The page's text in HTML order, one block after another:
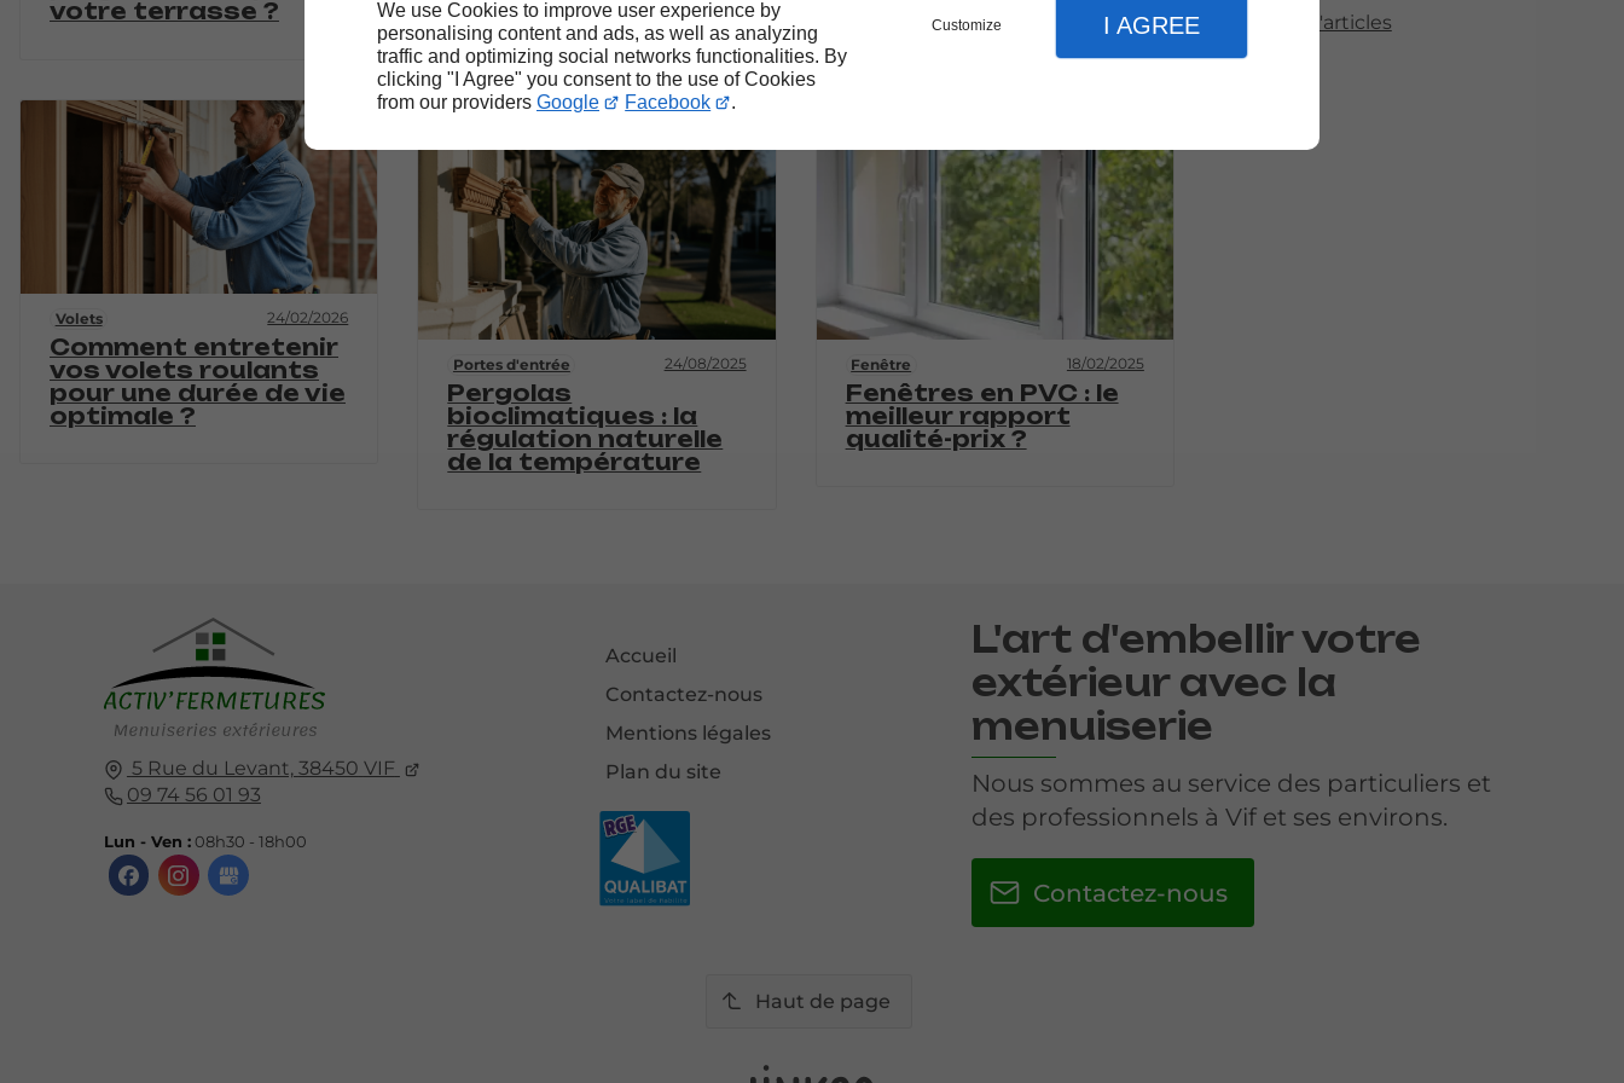
We use Cookies to improve user experience by
personalising content and ads, as well as analyzing
traffic and optimizing social networks functionalities. By
clicking "I Agree" you consent to the use of Cookies
from our providers Google Facebook .
Customize I AGREE Plus d'articles
votre terrasse ?
Volets 24/02/2026
Comment entretenir
vos volets roulants
pour une durée de vie
optimale ?
matériau de fenêtre
pour quel style de
maison ?
Portes d'entrée 24/08/2025
Pergolas
bioclimatiques : la
régulation naturelle
de la température
authentique et
chaleureux
Fenêtre 18/02/2025
Fenêtres en PVC : le
meilleur rapport
qualité-prix ?
5 Rue du Levant, 38450 VIF
09 74 56 01 93
Lun - Ven :08h30 - 18h00
Accueil
Contactez-nous
Mentions légales
Plan du site
L'art d'embellir votre
extérieur avec la
menuiserie
Nous sommes au service des particuliers et
des professionnels à Vif et ses environs.
Contactez-nous
Haut de page